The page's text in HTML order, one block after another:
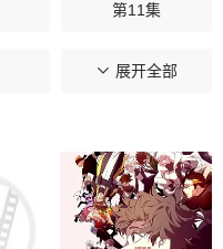
第11集
第08集
第02集
展开全部